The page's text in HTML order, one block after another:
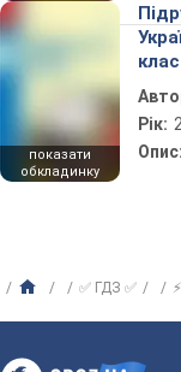
показати
обкладинку
клас
Рік:
Опис:
✅ ГДЗ ✅